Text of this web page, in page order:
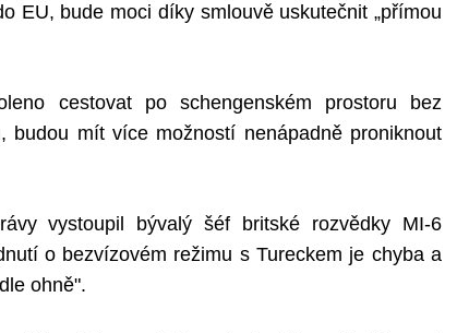
EU, bude moci díky smlouvě uskutečnit „přímou
cestovat po schengenském prostoru bez
budou mít více možností nenápadně proniknout
vystoupil bývalý šéf britské rozvědky MI-6
o bezvízovém režimu s Tureckem je chyba a
ohně".